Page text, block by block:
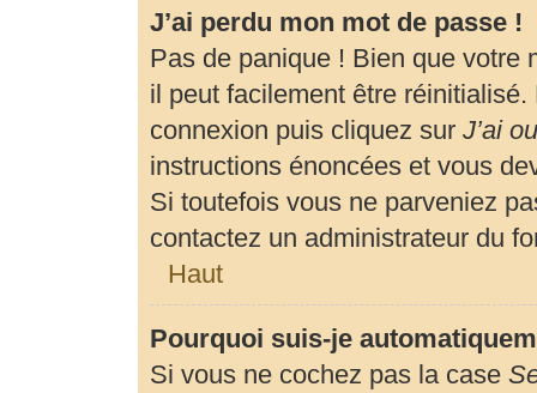
J’ai perdu mon mot de passe !
Pas de panique ! Bien que votre
il peut facilement être
connexion puis cliquez sur J’ai
instructions énoncées et vous
Si toutefois vous ne parveniez
contactez un administrateur du
Haut
Pourquoi suis-je
Si vous ne cochez pas la case